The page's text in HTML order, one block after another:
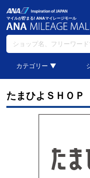
マイルが貯まる! ANAマイレージモール
カテゴリー ▼
たまひよＳＨＯＰ